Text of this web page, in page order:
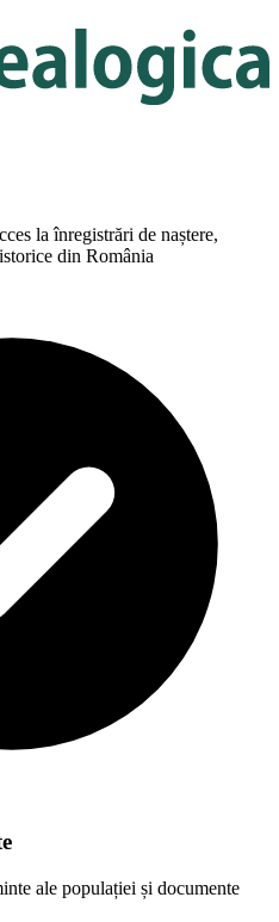
la înregistrări de naștere,
din România
ale populației și documente